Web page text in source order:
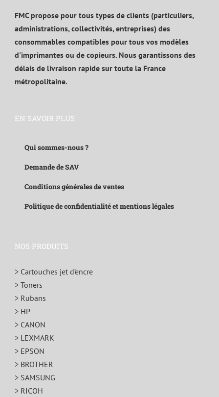
FMC propose pour tous types de clients (particuliers,
administrations, collectivités, entreprises) des
consommables compatibles pour tous vos modèles
d'imprimantes ou de copieurs. Nous garantissons des
délais de livraison rapide sur toute la France
métropolitaine.
EN SAVOIR PLUS
Qui sommes-nous ?
Demande de SAV
Conditions générales de ventes
Politique de confidentialité et mentions légales
NOS PRODUITS
> Cartouches jet d’encre
> Toners
> Rubans
> HP
> CANON
> LEXMARK
> EPSON
> BROTHER
> SAMSUNG
> RICOH